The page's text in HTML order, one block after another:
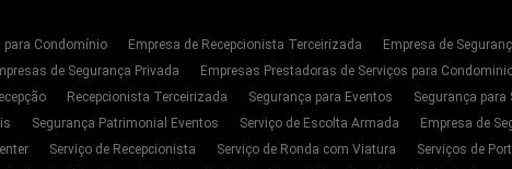
para Condomínio Empresa de Recepcionista Terceirizada
Empresa de
de Segurança Privada
Empresas Prestadoras de Serviços para
Recepcionista Terceirizada Segurança para Eventos Segurança para
Segurança Patrimonial Eventos Serviço de Escolta Armada
Empresa de
Serviço de Recepcionista Serviço de Ronda com Viatura Serviços de